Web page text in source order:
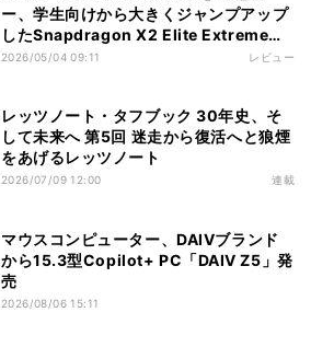
ー、学生向けから大きくジャンプアップ
したSnapdragon X2 Elite Extremeノ
ートPC
2026/05/04 09:11 レビュー
レッツノート・タフブック 30年史、そ
して未来へ 第5回 迷走から復活へと狼煙
をあげるレッツノート
2026/07/09 12:00 連載
マウスコンピューター、DAIVブランド
から15.3型Copilot+ PC「DAIV Z5」発
売
2026/08/06 15:11